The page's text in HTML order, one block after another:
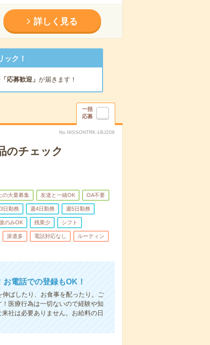
詳しく見る
ク！
「応募歓迎」 が届きます！
一括
応募
No.NISSONTRK-1BJ208
のチェック
の大量募集 友達と一緒OK OA不要
日勤務 週4日勤務 週5日勤務
のみOK 残業少 シフト
派遣多 電話対応なし ルーティン
電話での登録もOK！
ばしたり、お食事を配ったり。ご
医療行為は一切ないので経験や知
社は必要ありません。お給料の日